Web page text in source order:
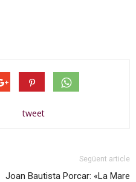
tweet
Següent article
Joan Bautista Porcar: «La Mare